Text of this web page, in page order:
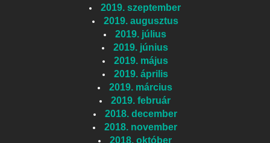
2019. szeptember
2019. augusztus
2019. július
2019. június
2019. május
2019. április
2019. március
2019. február
2018. december
2018. november
2018. október